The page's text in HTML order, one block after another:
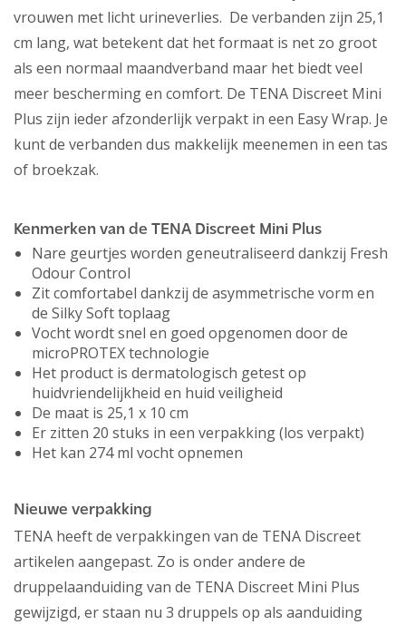
vrouwen met licht urineverlies. De verbanden zijn 25,1
cm lang, wat betekent dat het formaat is net zo groot
als een normaal maandverband maar het biedt veel
meer bescherming en comfort. De TENA Discreet Mini
Plus zijn ieder afzonderlijk verpakt in een Easy Wrap. Je
kunt de verbanden dus makkelijk meenemen in een tas
of broekzak.
Kenmerken van de TENA Discreet Mini Plus
Nare geurtjes worden geneutraliseerd dankzij Fresh
Odour Control
Zit comfortabel dankzij de asymmetrische vorm en
de Silky Soft toplaag
Vocht wordt snel en goed opgenomen door de
microPROTEX technologie
Het product is dermatologisch getest op
huidvriendelijkheid en huid veiligheid
De maat is 25,1 x 10 cm
Er zitten 20 stuks in een verpakking (los verpakt)
Het kan 274 ml vocht opnemen
Nieuwe verpakking
TENA heeft de verpakkingen van de TENA Discreet
artikelen aangepast. Zo is onder andere de
druppelaanduiding van de TENA Discreet Mini Plus
gewijzigd, er staan nu 3 druppels op als aanduiding